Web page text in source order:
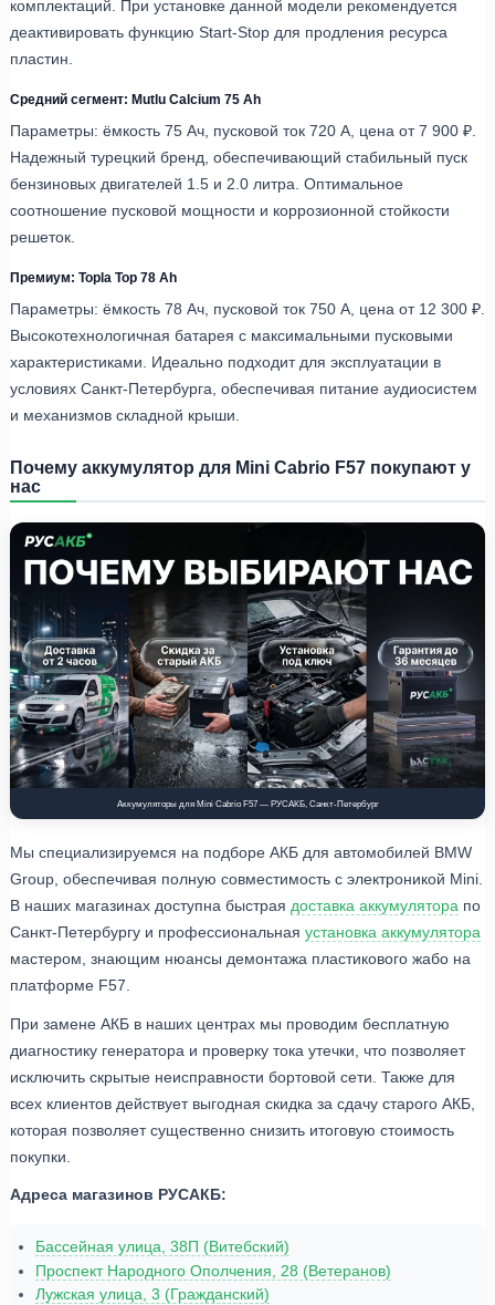
комплектаций. При установке данной модели рекомендуется
деактивировать функцию Start-Stop для продления ресурса
пластин.
Средний сегмент: Mutlu Calcium 75 Ah
Параметры: ёмкость 75 Ач, пусковой ток 720 А, цена от 7 900 ₽.
Надежный турецкий бренд, обеспечивающий стабильный пуск
бензиновых двигателей 1.5 и 2.0 литра. Оптимальное
соотношение пусковой мощности и коррозионной стойкости
решеток.
Премиум: Topla Top 78 Ah
Параметры: ёмкость 78 Ач, пусковой ток 750 А, цена от 12 300 ₽.
Высокотехнологичная батарея с максимальными пусковыми
характеристиками. Идеально подходит для эксплуатации в
условиях Санкт-Петербурга, обеспечивая питание аудиосистем
и механизмов складной крыши.
Почему аккумулятор для Mini Cabrio F57 покупают у
нас
Аккумуляторы для Mini Cabrio F57 — РУСАКБ, Санкт-Петербург
Мы специализируемся на подборе АКБ для автомобилей BMW
Group, обеспечивая полную совместимость с электроникой Mini.
В наших магазинах доступна быстрая доставка аккумулятора по
Санкт-Петербургу и профессиональная установка аккумулятора
мастером, знающим нюансы демонтажа пластикового жабо на
платформе F57.
При замене АКБ в наших центрах мы проводим бесплатную
диагностику генератора и проверку тока утечки, что позволяет
исключить скрытые неисправности бортовой сети. Также для
всех клиентов действует выгодная скидка за сдачу старого АКБ,
которая позволяет существенно снизить итоговую стоимость
покупки.
Адреса магазинов РУСАКБ:
Бассейная улица, 38П (Витебский)
Проспект Народного Ополчения, 28 (Ветеранов)
Лужская улица, 3 (Гражданский)